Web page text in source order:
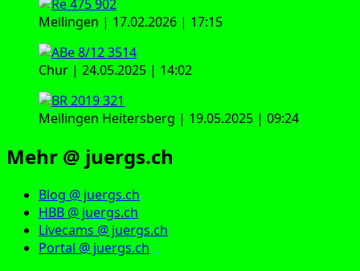
Mellingen | 17.02.2026 | 17:15
Chur | 24.05.2025 | 14:02
Mellingen Heitersberg | 19.05.2025 | 09:24
Mehr @ juergs.ch
Blog @ juergs.ch
HBB @ juergs.ch
Livecams @ juergs.ch
Portal @ juergs.ch